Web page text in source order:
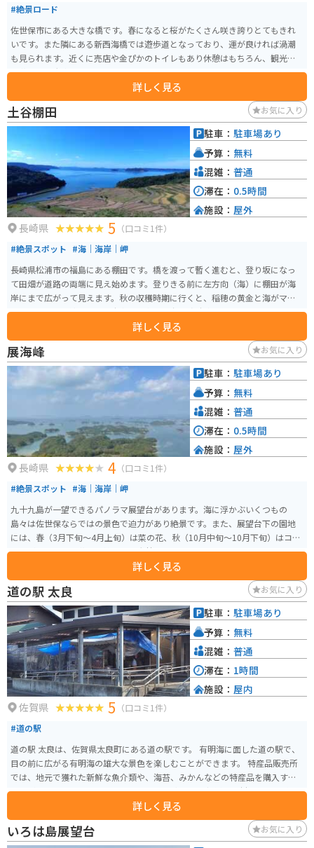
#絶景ロード
佐世保市にある大きな橋です。春になると桜がたくさん咲き誇りとてもきれ
いです。また隣にある新西海橋では遊歩道となっており、運が良ければ渦潮
も見られます。近くに売店や金ぴかのトイレもあり休憩はもちろん、観光や
お花見にも大変オススメです。
詳しく見る
土谷棚田 お気に入り
長崎県 5 （口コミ1件）
#絶景スポット #海｜海岸｜岬
長崎県松浦市の福島にある棚田です。橋を渡って暫く進むと、登り坂になっ
て田畑が道路の両端に見え始めます。登りきる前に左方向（海）に棚田が海
岸にまで広がって見えます。秋の収穫時期に行くと、稲穂の黄金と海がマッ
チして、とても綺麗です。駐車場は車で10台程度駐車可能です。
詳しく見る
駐車： 駐車場あり
予算： 無料
混雑： 普通
滞在： 0.5時間
施設： 屋外
展海峰 お気に入り
長崎県 4 （口コミ1件）
#絶景スポット #海｜海岸｜岬
九十九島が一望できるパノラマ展望台があります。海に浮かぶいくつもの
島々は佐世保ならではの景色で迫力があり絶景です。また、展望台下の園地
には、春（3月下旬～4月上旬）は菜の花、秋（10月中旬～10月下旬）はコス
モスが咲き誇り、花の季節は特に大勢の人で賑わっています。
詳しく見る
駐車： 駐車場あり
予算： 無料
混雑： 普通
滞在： 0.5時間
施設： 屋外
道の駅 太良 お気に入り
佐賀県 5 （口コミ1件）
#道の駅
道の駅 太良は、佐賀県太良町にある道の駅です。 有明海に面した道の駅で、
目の前に広がる有明海の雄大な景色を楽しむことができます。 特産品販売所
では、地元で獲れた新鮮な魚介類や、海苔、みかんなどの特産品を購入する
ことができます。 また、レストランでは、太良町の新鮮な食材を使った料理
いるので安心です。 有明海沿いを走る国道207号線は、信号が少なく、景色
も良いため、ツーリングにも最適です。 道の駅 太良は、休憩場所としてだけ
詳しく見る
駐車： 駐車場あり
予算： 無料
混雑： 普通
滞在： 1時間
施設： 屋内
いろは島展望台 お気に入り